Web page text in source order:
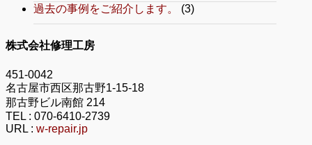
過去の事例をご紹介します。
(3)
株式会社修理工房
451-0042
名古屋市西区那古野1-15-18
那古野ビル南館 214
TEL : 070-6410-2739
URL : w-repair.jp